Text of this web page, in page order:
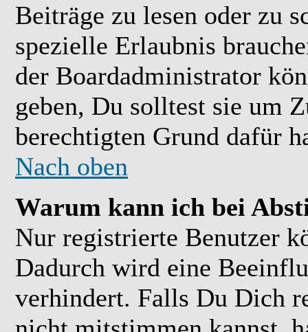
Beiträge zu lesen oder zu
spezielle Erlaubnis
der Boardadministrator
geben, Du solltest sie um
berechtigten Grund dafür
Nach oben
Warum kann ich bei
Nur registrierte Benutzer
Dadurch wird eine
verhindert. Falls Du Dich